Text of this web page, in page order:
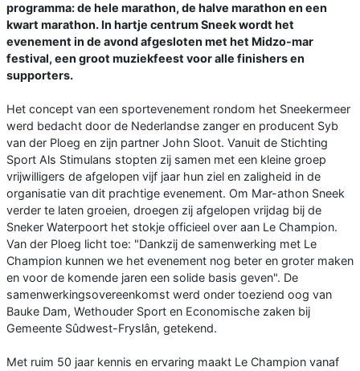
programma: de hele marathon, de halve marathon en een
kwart marathon. In hartje centrum Sneek wordt het
evenement in de avond afgesloten met het Midzo-mar
festival, een groot muziekfeest voor alle finishers en
supporters.
Het concept van een sportevenement rondom het Sneekermeer
werd bedacht door de Nederlandse zanger en producent Syb
van der Ploeg en zijn partner John Sloot. Vanuit de Stichting
Sport Als Stimulans stopten zij samen met een kleine groep
vrijwilligers de afgelopen vijf jaar hun ziel en zaligheid in de
organisatie van dit prachtige evenement. Om Mar-athon Sneek
verder te laten groeien, droegen zij afgelopen vrijdag bij de
Sneker Waterpoort het stokje officieel over aan Le Champion.
Van der Ploeg licht toe: "Dankzij de samenwerking met Le
Champion kunnen we het evenement nog beter en groter maken
en voor de komende jaren een solide basis geven". De
samenwerkingsovereenkomst werd onder toeziend oog van
Bauke Dam, Wethouder Sport en Economische zaken bij
Gemeente Sûdwest-Fryslân, getekend.
Met ruim 50 jaar kennis en ervaring maakt Le Champion vanaf